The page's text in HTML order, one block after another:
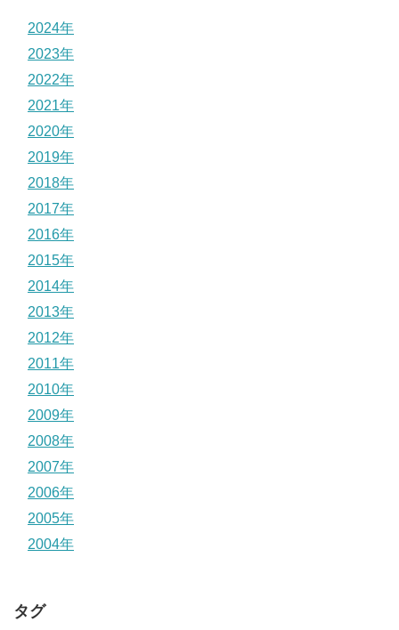
2024年
2023年
2022年
2021年
2020年
2019年
2018年
2017年
2016年
2015年
2014年
2013年
2012年
2011年
2010年
2009年
2008年
2007年
2006年
2005年
2004年
タグ